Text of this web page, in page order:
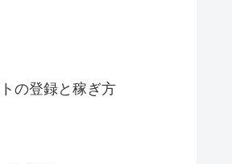
の登録と稼ぎ方